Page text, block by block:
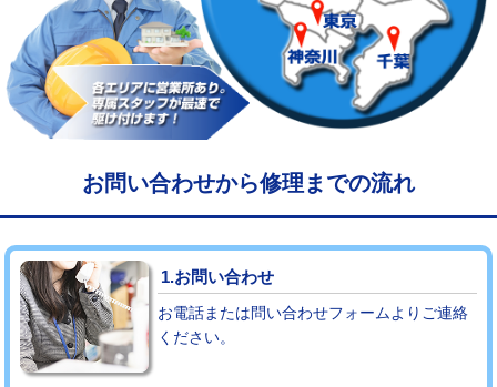
管・ポリ管・HT管使用/3ｍまで)
給水管工事※（ライニング鋼管・銅
管・ポリ管・HT管使用/3ｍ超え)
+8,800円
マス交換（土の掘削・埋め戻し作業） 11,000円~
マス交換（深さ50㎝未満） 55,000円
マス交換（深さ50㎝以上） 66,000円
コンクリート斫り（厚さ10㎝まで）
コンクリート斫り（厚さ10㎝超え） 38,500円
モルタル補修（厚さ10㎝まで）
お問い合わせから修理までの流れ
1.お問い合わせ
お電話または問い合わせフォームよりご連絡
ください。